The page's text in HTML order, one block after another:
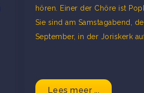
hören. Einer der Chöre ist
Sie sind am Samstagabend,
September, in der Joriskerk
Lees meer ...